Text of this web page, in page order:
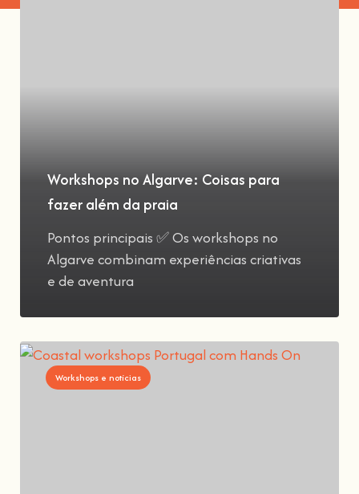
Workshops no Algarve: Coisas para
fazer além da praia
Pontos principais ✅ Os workshops no
Algarve combinam experiências criativas
e de aventura
Workshops e notícias